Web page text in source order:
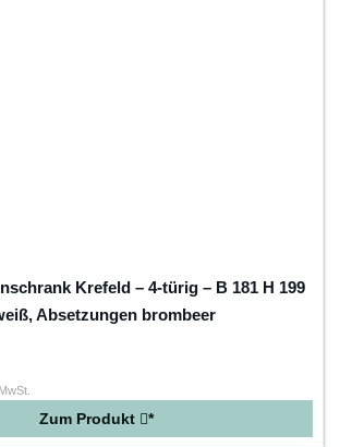
Krefeld – 4-türig – B 181 H 199
Absetzungen brombeer
Zum Produkt *